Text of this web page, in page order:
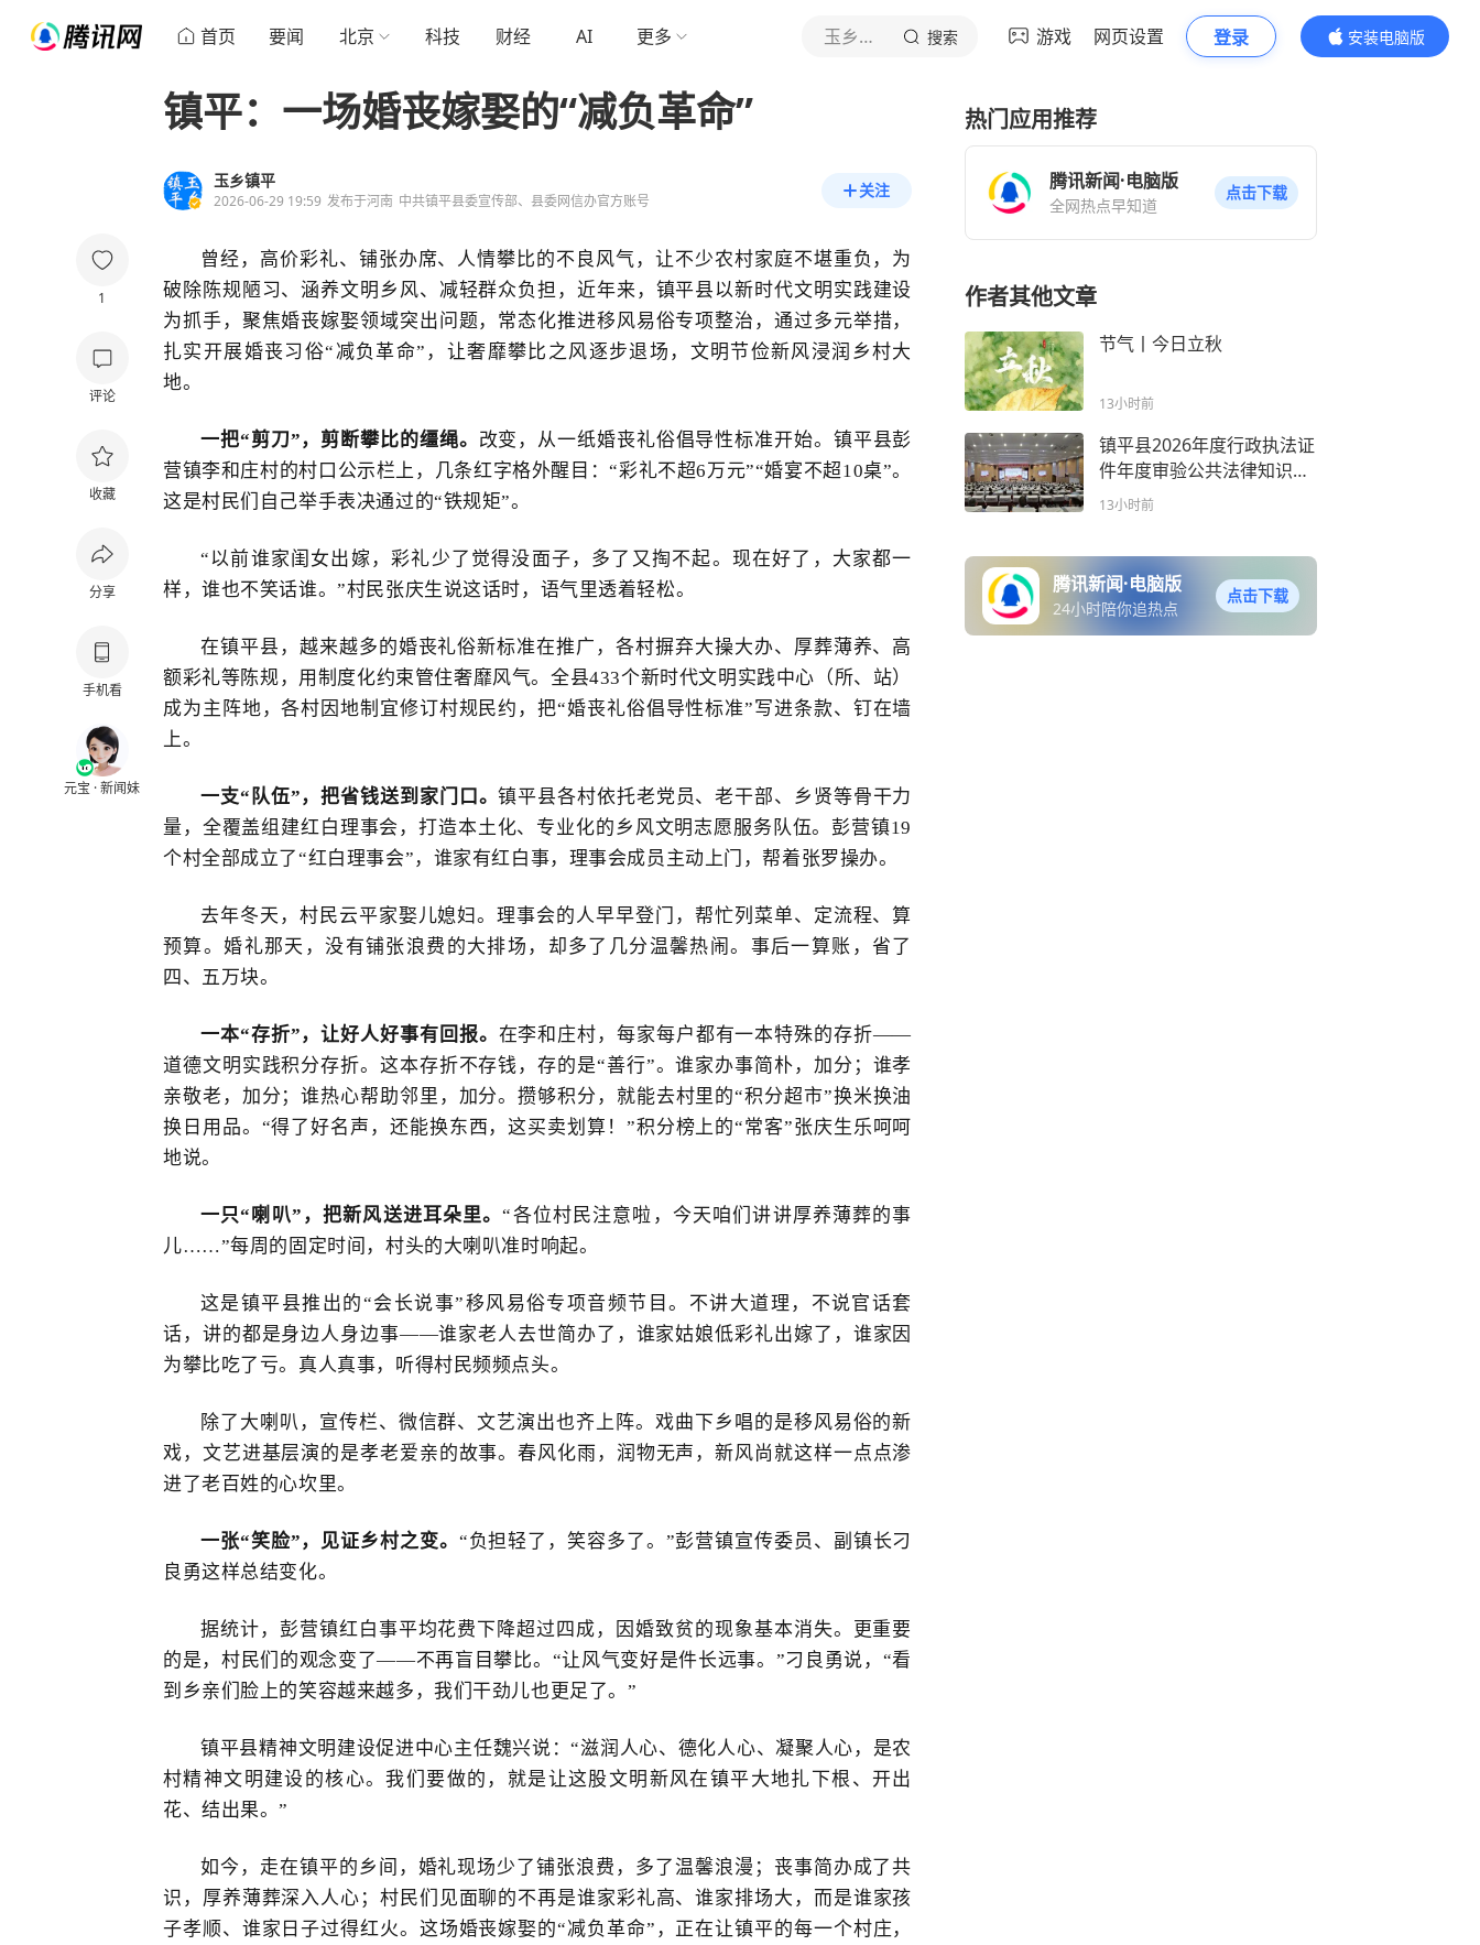
首页 要闻 北京 科技 财经 AI 更多 玉乡镇平 搜索 游戏 网页设置 登录
安装电脑版
内容更精彩
1
评论
收藏
分享
手机看
元宝 · 新闻妹
镇平：一场婚丧嫁娶的“减负革命”
玉乡镇平
2026-06-29 19:59 发布于河南 中共镇平县委宣传部、县委网信办官方账号
关注
曾经，高价彩礼、铺张办席、人情攀比的不良风气，让不少农村家庭不堪重负，为
破除陈规陋习、涵养文明乡风、减轻群众负担，近年来，镇平县以新时代文明实践建设
为抓手，聚焦婚丧嫁娶领域突出问题，常态化推进移风易俗专项整治，通过多元举措，
扎实开展婚丧习俗“减负革命”，让奢靡攀比之风逐步退场，文明节俭新风浸润乡村大
地。
一把“剪刀”，剪断攀比的缰绳。 改变，从一纸婚丧礼俗倡导性标准开始。镇平县彭
营镇李和庄村的村口公示栏上，几条红字格外醒目：“彩礼不超6万元”“婚宴不超10桌”。
这是村民们自己举手表决通过的“铁规矩”。
“以前谁家闺女出嫁，彩礼少了觉得没面子，多了又掏不起。现在好了，大家都一
样，谁也不笑话谁。”村民张庆生说这话时，语气里透着轻松。
在镇平县，越来越多的婚丧礼俗新标准在推广，各村摒弃大操大办、厚葬薄养、高
额彩礼等陈规，用制度化约束管住奢靡风气。全县433个新时代文明实践中心（所、站）
成为主阵地，各村因地制宜修订村规民约 ，把“婚丧礼俗倡导性标准”写进条款、钉在墙
上。
一支“队伍”，把省钱送到家门口 。镇平县各村依托老党员、老干部、乡贤等骨干力
量，全覆盖组建红白理事会，打造本土化、专业化的乡风文明志愿服务队伍。彭营镇19
个村全部成立了“红白理事会”，谁家有红白事，理事会成员主动上门，帮着张罗操办。
去年冬天，村民云平家娶儿媳妇。理事会的人早早登门，帮忙列菜单、定流程、算
预算。婚礼那天，没有铺张浪费的大排场，却多了几分温馨热闹。事后一算账，省了
四、五万块。
一本“存折”，让好人好事有回报。 在李和庄村，每家每户都有一本特殊的存折——
道德文明实践积分存折。这本存折不存钱，存的是“善行”。谁家办事简朴，加分；谁孝
亲敬老，加分；谁热心帮助邻里，加分。攒够积分，就能去村里的“积分超市”换米换油
换日用品。“得了好名声，还能换东西，这买卖划算！”积分榜上的“常客”张庆生乐呵呵
地说。
一只“喇叭”，把新风送进耳朵里。“各位村民注意啦，今天咱们讲讲厚养薄葬的事
儿……”每周的固定时间 ，村头的大喇叭准时响起。
这是镇平县推出的“会长说事”移风易俗专项音频节目。不讲大道理，不说官话套
话，讲的都是身边人身边事——谁家老人去世简办了，谁家姑娘低彩礼出嫁了，谁家因
为攀比吃了亏。真人真事，听得村民频频点头。
除了大喇叭，宣传栏、微信群、文艺演出也齐上阵。戏曲下乡唱的是移风易俗的新
戏，文艺进基层演的是孝老爱亲的故事。春风化雨，润物无声，新风尚就这样一点点渗
进了老百姓的心坎里。
一张“笑脸”，见证乡村之变。 “负担轻了，笑容多了。”彭营镇宣传委员、副 镇长刁
良勇这样总结变化。
据统计， 彭营镇红白事平均花费下降超过四成，因婚致贫的现象基本消失。更重要
的是，村民们的观念变了——不再盲目攀比。“让风气变好是件长远事。”刁良勇说，“看
到乡亲们脸上的笑容越来越多，我们干劲儿也更足了。”
镇平县精神文明建设促进中心主任魏兴说 ：“滋润人心、德化人心、凝聚人心，是农
村精神文明建设的核心。我们要做的，就是让这股文明新风在镇平大地扎下根、开出
花、结出果。”
如今，走在镇平的乡间，婚礼现场少了铺张浪费，多了温馨浪漫；丧事简办成了共
识，厚养薄葬深入人心；村民们见面聊的不再是谁家彩礼高、谁家排场大，而是谁家孩
子孝顺、谁家日子过得红火。这场婚丧嫁娶的“减负革命”，正在让镇平的每一个村庄，
热门应用推荐
腾讯新闻·电脑版
全网热点早知道
点击下载
作者其他文章
节气丨今日立秋
13小时前
镇平县2026年度行政执法证
件年度审验公共法律知识培
训会召开
13小时前
腾讯新闻·电脑版
24小时陪你追热点
点击下载